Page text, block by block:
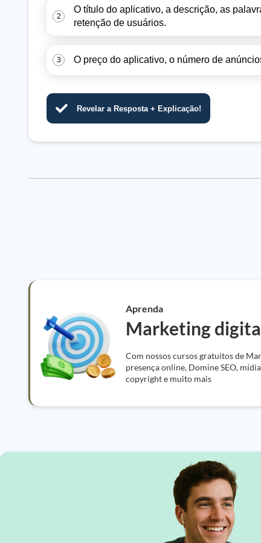
2
O título do aplicativo, a descrição, as
retenção de usuários.
3 O preço do aplicativo, o número de
Revelar a Resposta + Explicação!
Aprenda
Marketing
Com nossos cursos gratuitos de
presença online, Domine SEO,
copyright e muito mais